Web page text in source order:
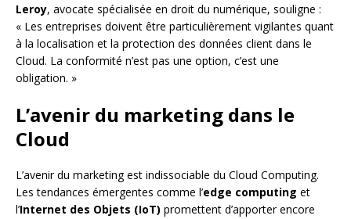
Leroy, avocate spécialisée en droit du numérique, souligne :
« Les entreprises doivent être particulièrement vigilantes quant
à la localisation et la protection des données client dans le
Cloud. La conformité n’est pas une option, c’est une
obligation. »
L’avenir du marketing dans le
Cloud
L’avenir du marketing est indissociable du Cloud Computing.
Les tendances émergentes comme l’edge computing et
l’Internet des Objets (IoT) promettent d’apporter encore